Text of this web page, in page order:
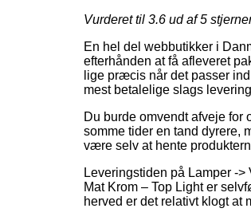
Vurderet til 3.6 ud af 5
En hel del webbutikker i
efterhånden at få afleveret
lige præcis når det passer
mest betalelige slags
Du burde omvendt afveje
somme tider en tand dyrere,
være selv at hente
Leveringstiden på Lamper -
Mat Krom – Top Light er
herved er det relativt klogt at